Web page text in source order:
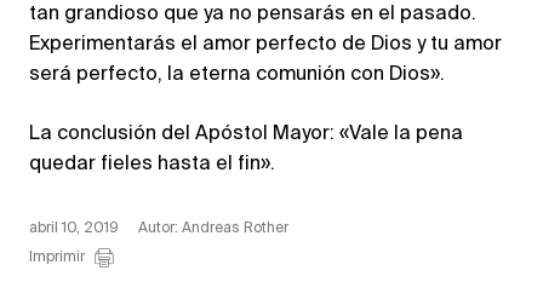
tan grandioso que ya no pensarás en el pasado.
Experimentarás el amor perfecto de Dios y tu amor
será perfecto, la eterna comunión con Dios».
La conclusión del Apóstol Mayor: «Vale la pena
quedar fieles hasta el fin».
abril 10, 2019
Autor: Andreas Rother
Imprimir